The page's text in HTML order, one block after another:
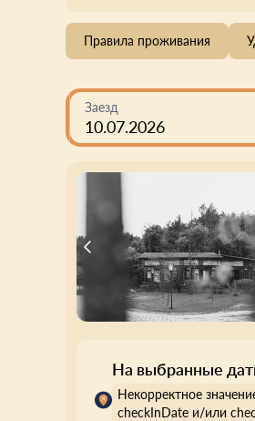
Правила проживания
Заезд
10.07.2026
На выбранные
Некорректное
checkInDate и/или